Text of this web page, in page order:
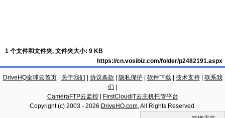
1 个文件和文件夹, 文件夹大小: 9 KB
https://cn.vosibiz.com/folder/p2482191.aspx
DriveHQ全球云首页| 关于我们 协议条款 隐私保护| 软件下载| 技术支持| 联系我
们
CameraFTP云监控|
FirstCloudIT云主机托管平台
Copyright (c) 2003 - 2026 DriveHQ.com, All Rights Reserved.